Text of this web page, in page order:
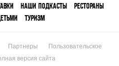
НАШИ ПОДКАСТЫ
РЕСТОРАНЫ
ТУРИЗМ
Партнеры
Пользовательское
версия сайта